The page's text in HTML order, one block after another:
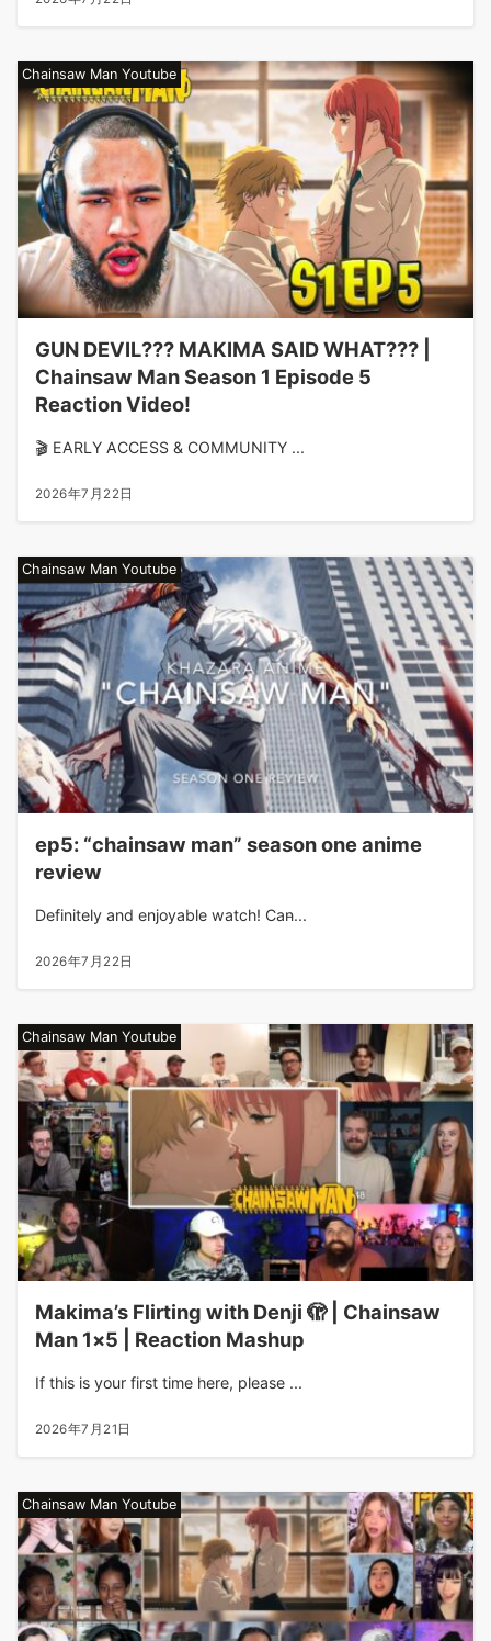
Chainsaw Man Youtube
GUN DEVIL??? MAKIMA SAID WHAT??? |
Chainsaw Man Season 1 Episode 5
Reaction Video!
🎬 EARLY ACCESS & COMMUNITY ...
2026年7月22日
Chainsaw Man Youtube
ep5: “chainsaw man” season one anime
review
Definitely and enjoyable watch! Can̵...
2026年7月22日
Chainsaw Man Youtube
Makima’s Flirting with Denji 🫣 | Chainsaw
Man 1×5 | Reaction Mashup
If this is your first time here, please ...
2026年7月21日
Chainsaw Man Youtube